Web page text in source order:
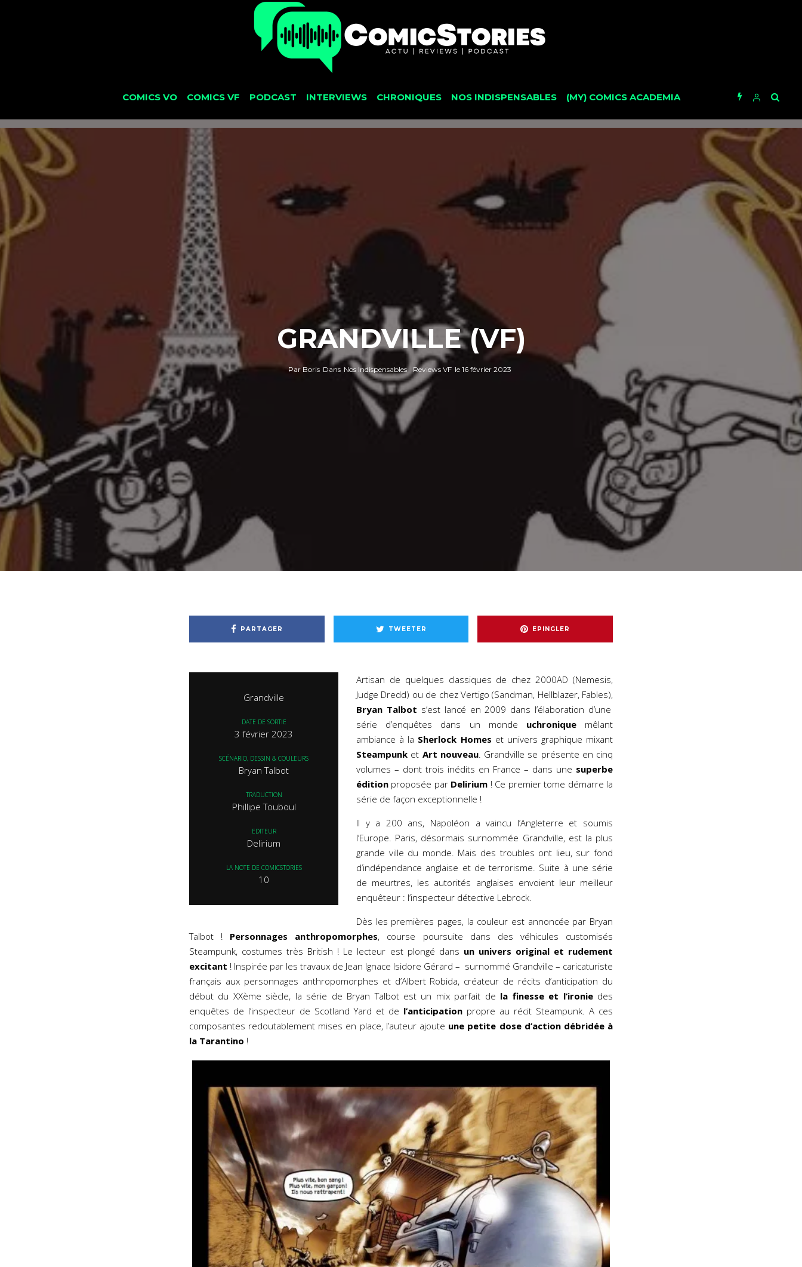
COMICS VO COMICS VF PODCAST INTERVIEWS CHRONIQUES NOS INDISPENSABLES (MY) COMICS ACADEMIA
GRANDVILLE (VF)
ParBoris Dans Nos Indispensables Reviews VF le 16 février 2023
PARTAGER TWEETER EPINGLER
Grandville
DATE DE SORTIE
3 février 2023
SCÉNARIO, DESSIN & COULEURS
Bryan Talbot
TRADUCTION
Phillipe Touboul
EDITEUR
Delirium
LA NOTE DE COMICSTORIES
10
Artisan de quelques classiques de chez 2000AD (Nemesis,
Judge Dredd) ou de chez Vertigo (Sandman, Hellblazer, Fables),
Bryan Talbot s’est lancé en 2009 dans l’élaboration d’une
série d’enquêtes dans un monde uchroniquemêlant
ambiance à la Sherlock Homes et univers graphique mixant
Steampunk et Art nouveau. Grandville se présente en cinq
volumes – dont trois inédits en France – dans une superbe
édition proposée par Delirium ! Ce premier tome démarre la
série de façon exceptionnelle !
Il y a 200 ans, Napoléon a vaincu l’Angleterre et soumis
l’Europe. Paris, désormais surnommée Grandville, est la plus
grande ville du monde. Mais des troubles ont lieu, sur fond
d’indépendance anglaise et de terrorisme. Suite à une série
de meurtres, les autorités anglaises envoient leur meilleur
enquêteur : l’inspecteur détective Lebrock.
Dès les premières pages, la couleur est annoncée par Bryan
Talbot ! Personnages anthropomorphes, course poursuite dans des véhicules customisés
Steampunk, costumes très British ! Le lecteur est plongé dans un univers original et rudement
excitant ! Inspirée par les travaux de Jean Ignace Isidore Gérard – surnommé Grandville – caricaturiste
français aux personnages anthropomorphes et d’Albert Robida, créateur de récits d’anticipation du
début du XXème siècle, la série de Bryan Talbot est un mix parfait de la finesse et l’ironiedes
enquêtes de l’inspecteur de Scotland Yard et de l’anticipation propre au récit Steampunk. A ces
composantes redoutablement mises en place, l’auteur ajoute une petite dose d’action débridée à
la Tarantino !